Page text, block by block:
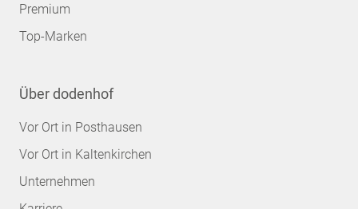
Premium
Top-Marken
Über dodenhof
Vor Ort in Posthausen
Vor Ort in Kaltenkirchen
Unternehmen